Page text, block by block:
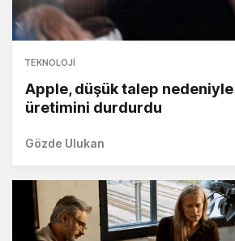
TEKNOLOJI
Apple, düşük talep
üretimini durdurdu
Gözde Ulukan